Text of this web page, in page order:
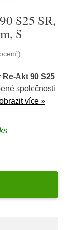
S25 SR,
S
)
Re-Akt 90 S25
společnosti
více »